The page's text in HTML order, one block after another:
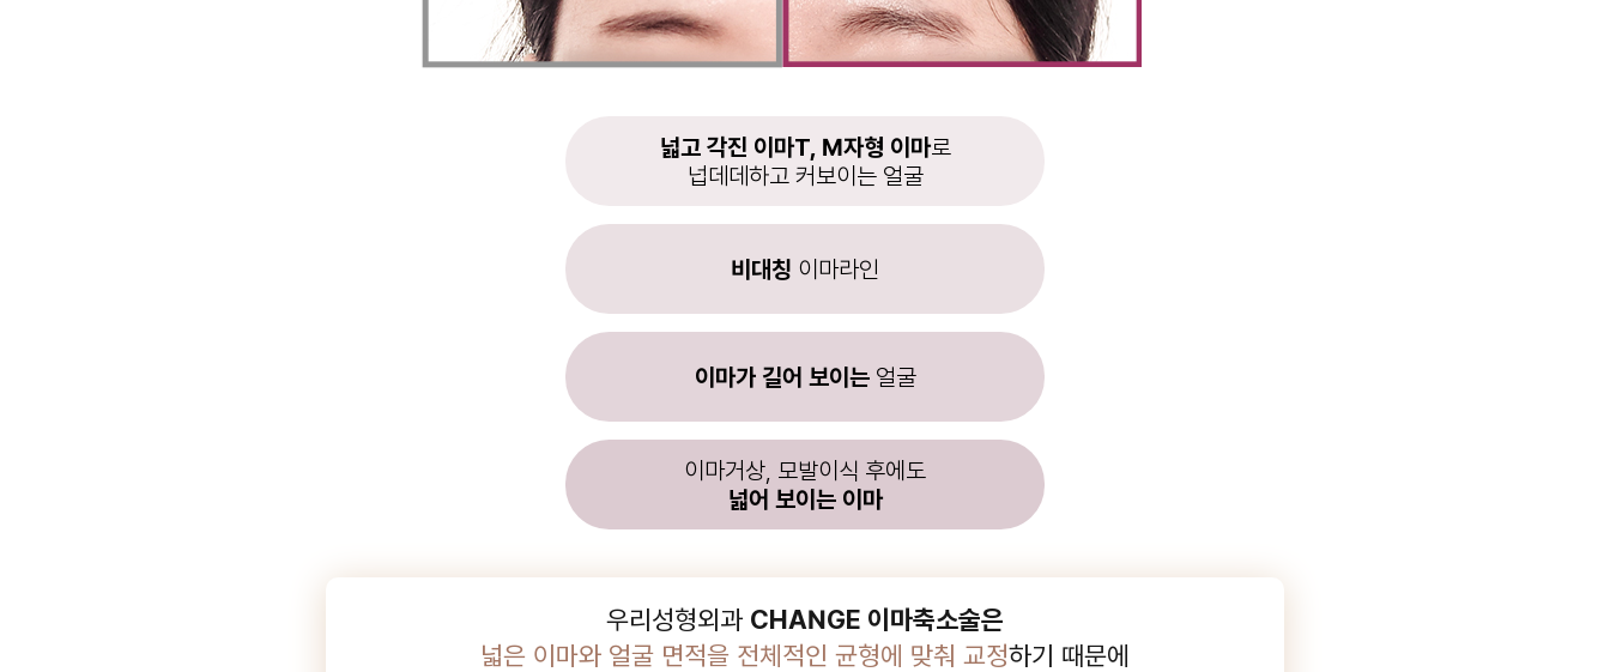
넓고 각진 이마T, M자형 이마로
넙데데하고 커보이는 얼굴
비대칭 이마라인
이마가 길어 보이는얼굴
이마거상, 모발이식 후에도
넓어 보이는 이마
우리성형외과 CHANGE 이마축소술은
넓은 이마와 얼굴 면적을 전체적인 균형에 맞춰 교정하기 때문에